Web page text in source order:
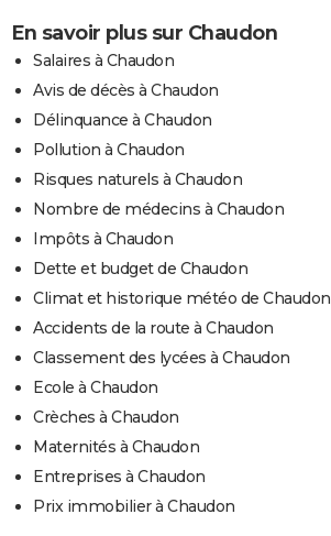
En savoir plus sur Chaudon
Salaires à Chaudon
Avis de décès à Chaudon
Délinquance à Chaudon
Pollution à Chaudon
Risques naturels à Chaudon
Nombre de médecins à Chaudon
Impôts à Chaudon
Dette et budget de Chaudon
Climat et historique météo de Chaudon
Accidents de la route à Chaudon
Classement des lycées à Chaudon
Ecole à Chaudon
Crèches à Chaudon
Maternités à Chaudon
Entreprises à Chaudon
Prix immobilier à Chaudon